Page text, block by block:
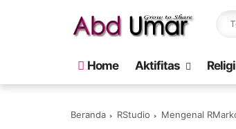
Home Aktifitas Religi
Beranda RStudio Mengenal